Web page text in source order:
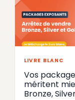
LIVRE BLANC
Vos
méritent
Bronze,